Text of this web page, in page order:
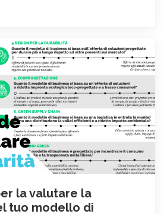
la valutare la
tuo modello di